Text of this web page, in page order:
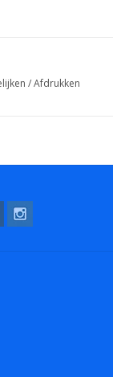
/Afdrukken